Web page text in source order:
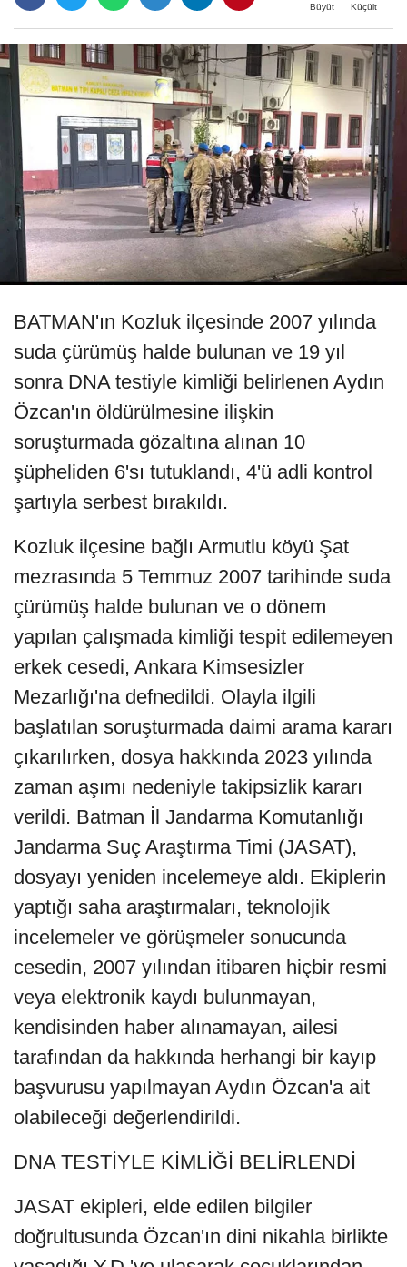
Büyüt Küçült
BATMAN'ın Kozluk ilçesinde 2007 yılında
suda çürümüş halde bulunan ve 19 yıl
sonra DNA testiyle kimliği belirlenen Aydın
Özcan'ın öldürülmesine ilişkin
soruşturmada gözaltına alınan 10
şüpheliden 6'sı tutuklandı, 4'ü adli kontrol
şartıyla serbest bırakıldı.
Kozluk ilçesine bağlı Armutlu köyü Şat
mezrasında 5 Temmuz 2007 tarihinde suda
çürümüş halde bulunan ve o dönem
yapılan çalışmada kimliği tespit edilemeyen
erkek cesedi, Ankara Kimsesizler
Mezarlığı'na defnedildi. Olayla ilgili
başlatılan soruşturmada daimi arama kararı
çıkarılırken, dosya hakkında 2023 yılında
zaman aşımı nedeniyle takipsizlik kararı
verildi. Batman İl Jandarma Komutanlığı
Jandarma Suç Araştırma Timi (JASAT),
dosyayı yeniden incelemeye aldı. Ekiplerin
yaptığı saha araştırmaları, teknolojik
incelemeler ve görüşmeler sonucunda
cesedin, 2007 yılından itibaren hiçbir resmi
veya elektronik kaydı bulunmayan,
kendisinden haber alınamayan, ailesi
tarafından da hakkında herhangi bir kayıp
başvurusu yapılmayan Aydın Özcan'a ait
olabileceği değerlendirildi.
DNA TESTİYLE KİMLİĞİ BELİRLENDİ
JASAT ekipleri, elde edilen bilgiler
doğrultusunda Özcan'ın dini nikahla birlikte